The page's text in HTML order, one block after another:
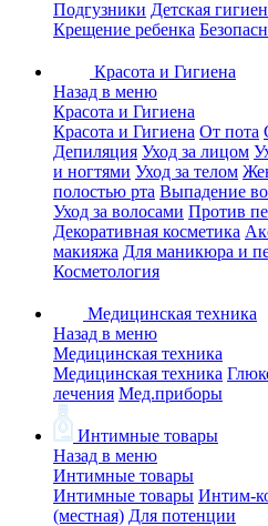
Подгузники Детская
Крещение ребенка
Красота и Гигиена
Назад в меню
Красота и Гигиена
Красота и Гигиена От пота
Депиляция Уход за лицом
и ногтями Уход за телом
полостью рта Выпадение
Уход за волосами Против
Декоративная косметика
макияжа Для маникюра и
Косметология
Медицинская техника
Назад в меню
Медицинская техника
Медицинская техника
лечения Мед.приборы
Интимные товары
Назад в меню
Интимные товары
Интимные товары Интим-
(местная) Для потенции